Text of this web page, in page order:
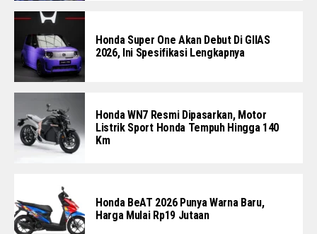
Honda Super One Akan Debut Di GIIAS
2026, Ini Spesifikasi Lengkapnya
Honda WN7 Resmi Dipasarkan, Motor
Listrik Sport Honda Tempuh Hingga 140
Km
Honda BeAT 2026 Punya Warna Baru,
Harga Mulai Rp19 Jutaan